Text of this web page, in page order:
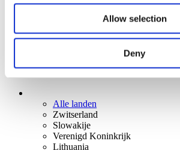
Allow selection
Deny
Alle landen
Zwitserland
Slowakije
Verenigd Koninkrijk
Lithuania